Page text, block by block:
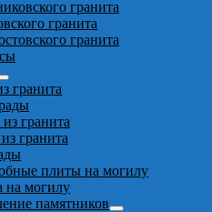
гранита
гранита
гранита
гранита
гранита
гранита
плиты на могилу
на могилу
памятников